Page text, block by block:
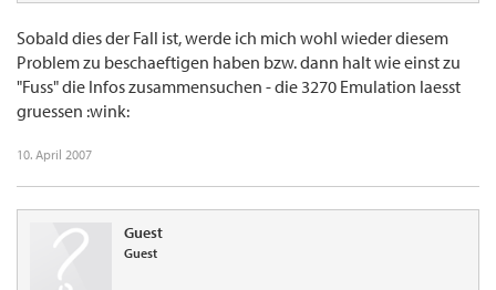
Sobald dies der Fall ist, werde ich mich wohl wieder diesem
Problem zu beschaeftigen haben bzw. dann halt wie einst zu
"Fuss" die Infos zusammensuchen - die 3270 Emulation laesst
gruessen :wink:
10. April 2007
Guest
Guest